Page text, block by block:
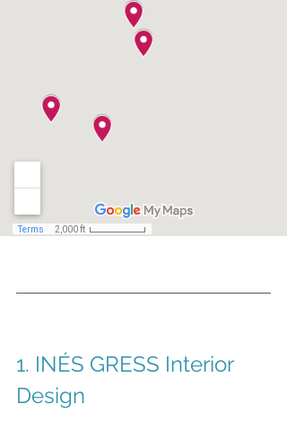
1. INÉS GRESS Interior
Design